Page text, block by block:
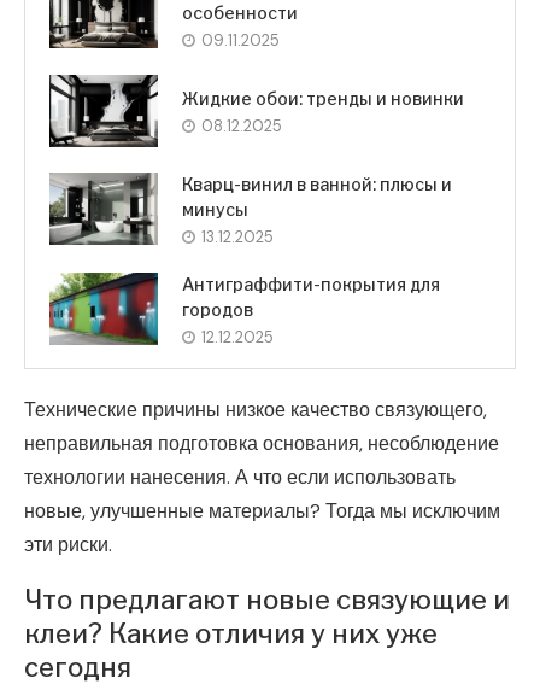
особенности
09.11.2025
Жидкие обои: тренды и новинки
08.12.2025
Кварц-винил в ванной: плюсы и
минусы
13.12.2025
Антиграффити-покрытия для
городов
12.12.2025
Технические причины низкое качество связующего,
неправильная подготовка основания, несоблюдение
технологии нанесения. А что если использовать
новые, улучшенные материалы? Тогда мы исключим
эти риски.
Что предлагают новые связующие и
клеи? Какие отличия у них уже
сегодня